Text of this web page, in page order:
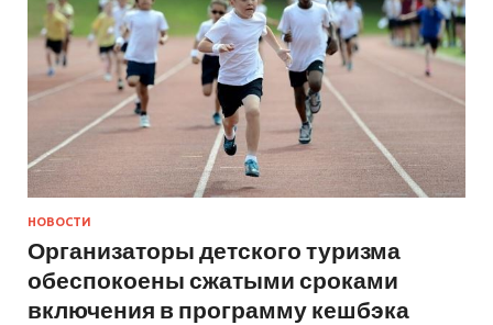
НОВОСТИ
Организаторы детского туризма
обеспокоены сжатыми сроками
включения в программу кешбэка